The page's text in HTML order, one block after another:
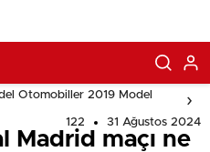
Otomobiller 2019 Model
122 31 Ağustos 2024
Madrid maçı ne